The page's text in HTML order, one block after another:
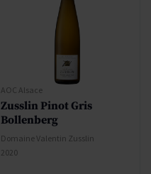
AOC Alsace
Zusslin Pinot Gris
Bollenberg
Domaine Valentin Zusslin
2020